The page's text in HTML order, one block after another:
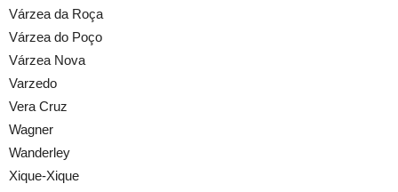
Várzea da Roça
Várzea do Poço
Várzea Nova
Varzedo
Vera Cruz
Wagner
Wanderley
Xique-Xique